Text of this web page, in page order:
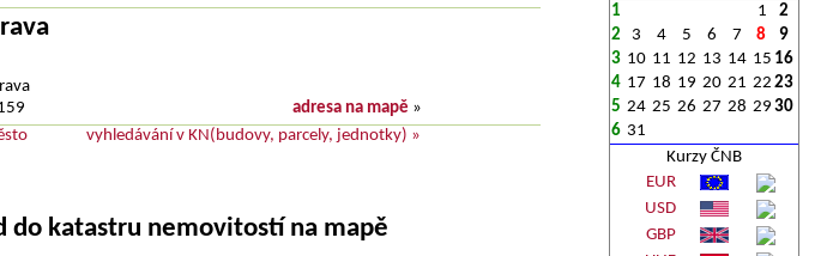
adresa na mapě »
vyhledávání v KN(budovy, parcely, jednotky) »
do katastru nemovitostí na mapě
1 1
2
2
3 4 5 6 7 8
9
3 10 11 12 13 14 15 16
4 17 18 19 20 21 22 23
5 24 25 26 27 28 29 30
6 31
Kurzy ČNB
EUR
USD
GBP